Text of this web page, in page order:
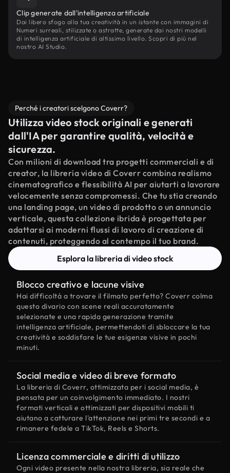
Clip generate dall'intelligenza artificiale
Dai libero sfogo alla tua creatività in un istante con immagini di
Numeri surreali, stilizzate o astratte, generate dai nostri modelli
di intelligenza artificiale di altissimo livello. Scopri di più nel
nostro AI Studio.
Perché i creatori scelgono Coverr?
Utilizza video stock originali e generati
dall'IA per garantire qualità, velocità e
sicurezza.
Con milioni di download tra progetti commerciali e di
creator, la libreria video di Coverr combina realismo
cinematografico e flessibilità AI per aiutarti a lavorare
velocemente senza compromessi. Che tu stia creando
una landing page, un video di prodotto o un annuncio
verticale, questa collezione ibrida è progettata per
adattarsi ai moderni flussi di lavoro di creazione di
contenuti, proteggendo al contempo il tuo brand.
Esplora la libreria di video stock
Blocco creativo e lacune visive
Hai difficoltà a trovare il filmato perfetto? Coverr colma
questo divario con scene reali accuratamente
selezionate e una rapida generazione tramite
intelligenza artificiale, permettendoti di sbloccare la tua
creatività e soddisfare le tue esigenze visive in pochi
minuti.
Social media e video di breve formato
La libreria di Coverr, ottimizzata per i social media, è
pensata per un coinvolgimento immediato. I nostri
formati verticali e ottimizzati per dispositivi mobili ti
aiutano a catturare l'attenzione nei primi tre secondi e a
rimanere fedele a TikTok, Reels e Shorts.
Licenza commerciale e diritti di utilizzo
Ogni video presente nella nostra libreria, sia reale che